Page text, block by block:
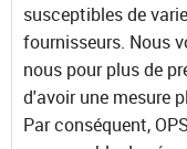
susceptibles de
fournisseurs. Nous
nous pour plus de
d'avoir une mesure
Par conséquent,